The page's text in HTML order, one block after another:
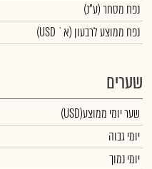
נפח מסחר(ע"נ)
נפח ממוצע לרבעון (א` USD)
שערים
שער יומי ממוצע(USD)
יומי גבוה
יומי נמוך